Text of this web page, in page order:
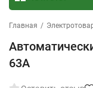
Главная /
63A